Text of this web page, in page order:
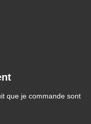
que je commande sont